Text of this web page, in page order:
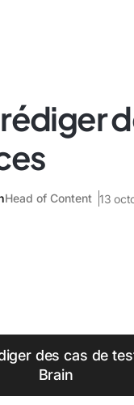
Head of Content 13
des cas de
Brain